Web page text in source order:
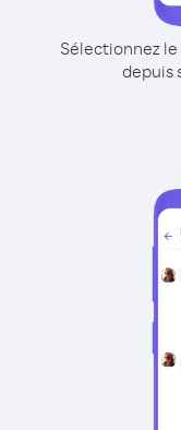
Sélectionnez
depuis